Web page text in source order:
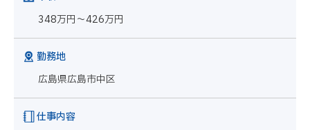
348万円～426万円
勤務地
広島県広島市中区
仕事内容